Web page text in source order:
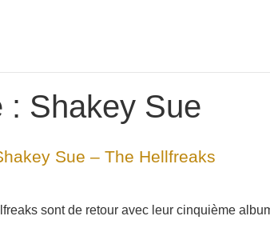
: Shakey Sue
Sue – The Hellfreaks
sont de retour avec leur cinquième